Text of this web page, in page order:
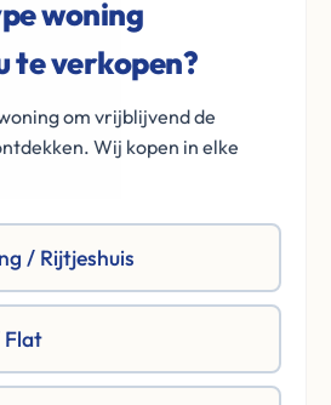
woning
te verkopen?
om vrijblijvend de
Wij kopen in elke
/ Rijtjeshuis